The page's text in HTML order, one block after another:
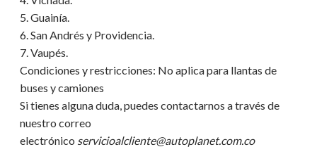
5. Guainía.
6. San Andrés y Providencia.
7. Vaupés.
Condiciones y restricciones: No aplica para llantas de
buses y camiones
Si tienes alguna duda, puedes contactarnos a través de
nuestro correo
electrónico servicioalcliente@autoplanet.com.co